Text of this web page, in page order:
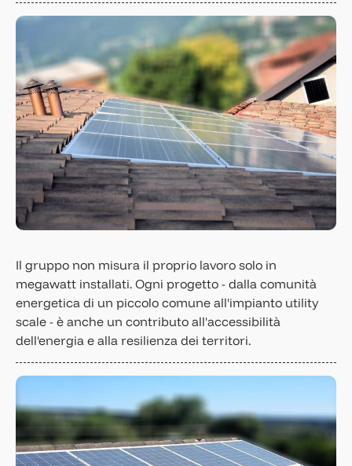
Il gruppo non misura il proprio lavoro solo in
megawatt installati. Ogni progetto - dalla comunità
energetica di un piccolo comune all'impianto utility
scale - è anche un contributo all'accessibilità
dell'energia e alla resilienza dei territori.